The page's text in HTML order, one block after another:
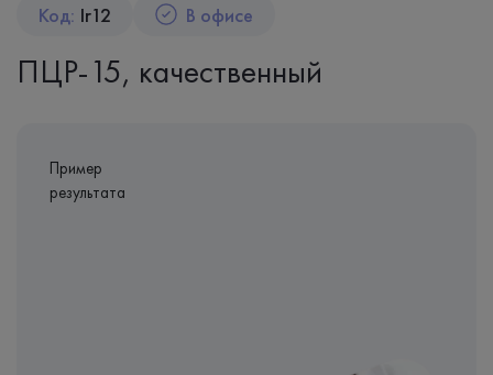
Код: Ir12 В офисе
ПЦР-15, качественный
Пример
результата